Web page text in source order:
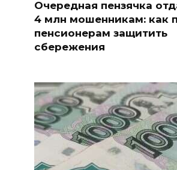
Очередная пензячка
4 млн мошенникам: как
пенсионерам защитить
сбережения